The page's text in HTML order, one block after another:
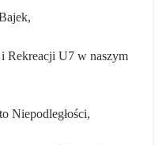
U7 w naszym
Niepodległości,